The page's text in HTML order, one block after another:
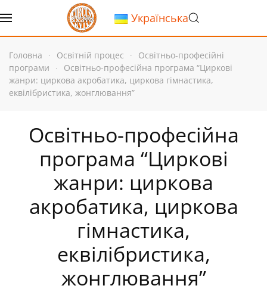
Перейти до основного вмісту
Українська
Головна Освітній процес
Освітньо-професійні
програми
Освітньо-професійна програма “Циркові
жанри: циркова акробатика, циркова гімнастика,
еквілібристика, жонглювання”
Освітньо-професійна
програма “Циркові
жанри: циркова
акробатика, циркова
гімнастика,
еквілібристика,
жонглювання”